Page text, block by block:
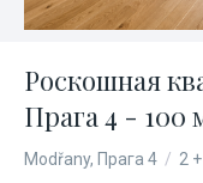
Роскошная
Прага 4 - 100
Modřany, Прага 4 / 2